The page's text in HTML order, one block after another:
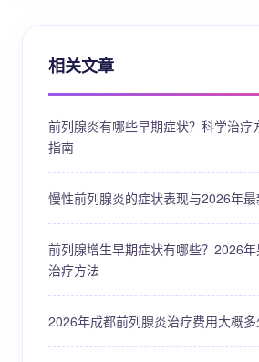
相关文章
前列腺炎有哪些早期症状？科学治疗
指南
慢性前列腺炎的症状表现与2026年
前列腺增生早期症状有哪些？2026
治疗方法
2026年成都前列腺炎治疗费用大概